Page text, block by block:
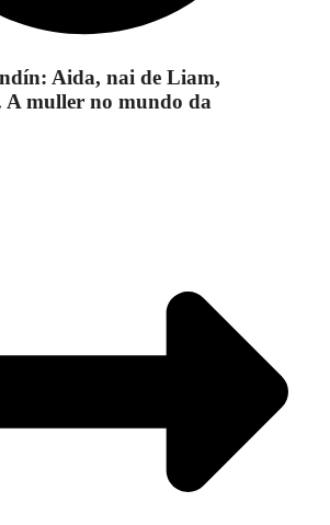
Aida, nai de Liam,
A muller no mundo da